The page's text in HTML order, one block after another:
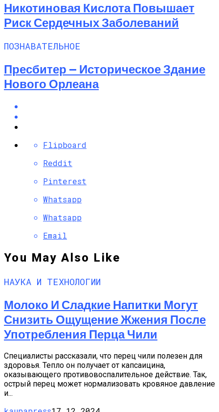
Никотиновая Кислота Повышает
Риск Сердечных Заболеваний
ПОЗНАВАТЕЛЬНОЕ
Пресбитер — Историческое Здание
Нового Орлеана
Flipboard
Reddit
Pinterest
Whatsapp
Whatsapp
Email
You May Also Like
НАУКА И ТЕХНОЛОГИИ
Молоко И Сладкие Напитки Могут
Снизить Ощущение Жжения После
Употребления Перца Чили
Специалисты рассказали, что перец чили полезен для
здоровья. Тепло он получает от капсаицина,
оказывающего противовоспалительное действие. Так,
острый перец может нормализовать кровяное давление
и...